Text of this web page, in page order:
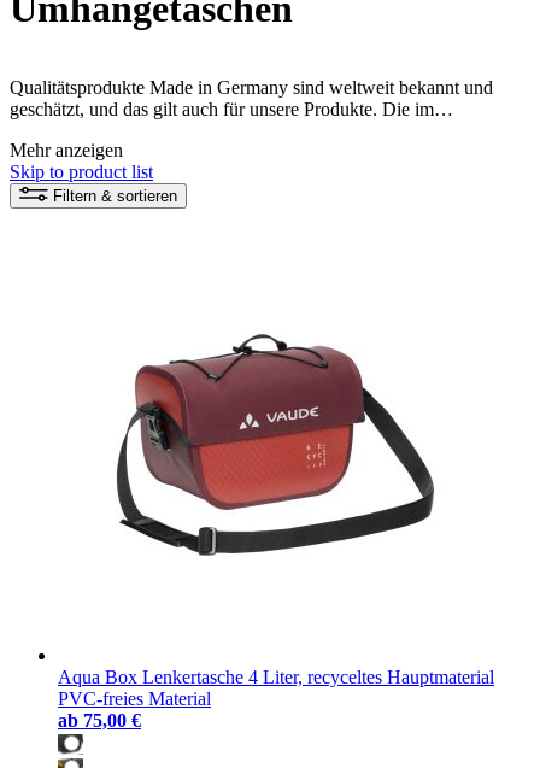
Umhängetaschen
Qualitätsprodukte Made in Germany sind weltweit bekannt und
geschätzt, und das gilt auch für unsere Produkte. Die im
Umhängetaschen und Rucksäcke zeichnen sich durch ihre
hervorragende Produkteigenschaften und Langlebigkeit aus, da sie
mit großer Sorgfalt und aus hochwertigen Materialien hergestellt
Mehr anzeigen
Skip to product list
Filtern & sortieren
Aqua Box Lenkertasche 4 Liter, recyceltes Hauptmaterial
PVC-freies Material
ab 75,00 €